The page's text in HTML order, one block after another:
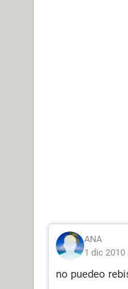
ANA
1 dic 2010
no puedeo